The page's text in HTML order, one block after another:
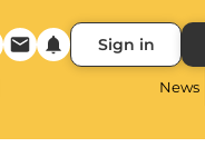
Sign in
News